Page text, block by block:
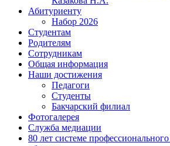
Абитуриенту
Набор 2026
Студентам
Родителям
Сотрудникам
Общая информация
Наши достижения
Педагоги
Студенты
Бакчарский филиал
Фотогалерея
Служба медиации
80 лет системе